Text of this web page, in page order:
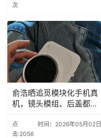
次
俞浩晒追觅模块化手机真
机，镜头模组、后盖都能
点
击:2056
时间：2026年05月02日